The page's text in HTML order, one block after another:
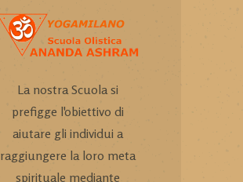
La nostra Scuola si
prefigge l'obiettivo di
aiutare gli individui a
raggiungere la loro meta
spirituale mediante